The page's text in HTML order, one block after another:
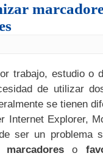
trabajo, estudio o
de utilizar
se tienen
Internet Explorer,
ser un problema
marcadores o